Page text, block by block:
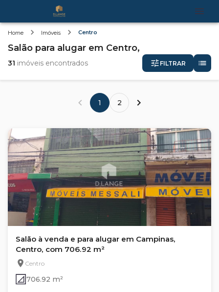
Home Imóveis Centro
Salão para alugar em Centro,
31 imóveis encontrados FILTRAR
1 2
Salão à venda e para alugar em Campinas,
Centro, com 706.92 m²
Centro
706.92 m²